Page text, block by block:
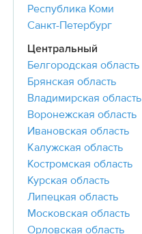
Республика Коми
Санкт-Петербург
Центральный
Белгородская область
Брянская область
Владимирская область
Воронежская область
Ивановская область
Калужская область
Костромская область
Курская область
Липецкая область
Московская область
Орловская область